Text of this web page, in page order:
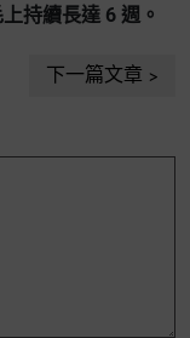
持續長達 6 週。
下一篇文章